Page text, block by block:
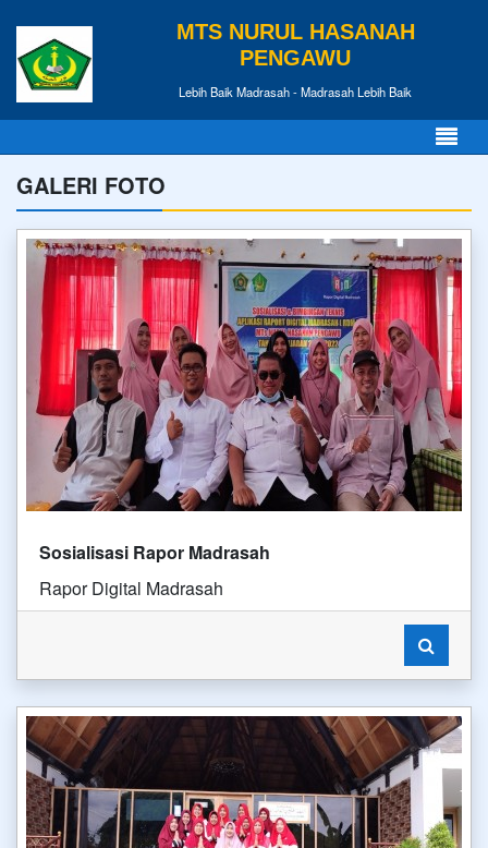
MTS NURUL HASANAH
PENGAWU
Lebih Baik Madrasah - Madrasah Lebih Baik
GALERI FOTO
Sosialisasi Rapor Madrasah
Rapor Digital Madrasah